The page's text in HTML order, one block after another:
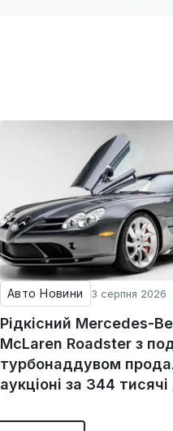
Авто Новини 3 серпня 2026
Рідкісний Mercedes-
McLaren Roadster з
турбонаддувом
аукціоні за 344